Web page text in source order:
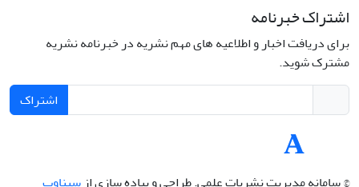
اشتراک خبرنامه
برای دریافت اخبار و اطلاعیه های مهم نشریه در خبرنامه نشریه
مشترک شوید.
اشتراک
© سامانه مدیریت نشریات علمی.طراحی و پیاده سازی از سیناوب